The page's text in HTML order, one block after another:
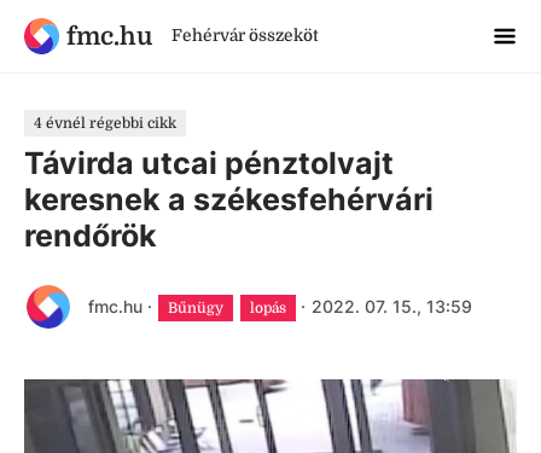
fmc.hu Fehérvár összeköt
4 évnél régebbi cikk
Távirda utcai pénztolvajt
keresnek a székesfehérvári
rendőrök
fmc.hu · Bűnügy lopás · 2022. 07. 15., 13:59